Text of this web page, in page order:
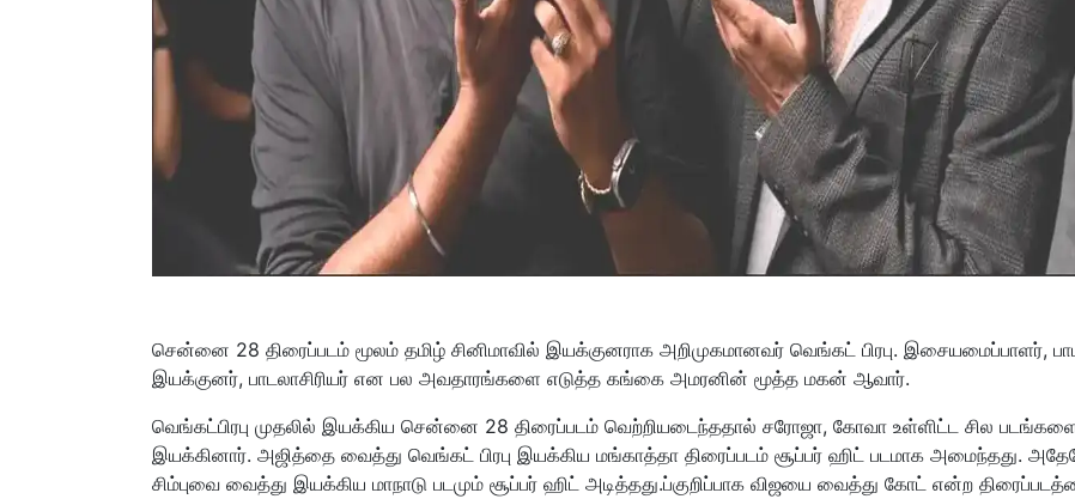
சென்னை 28 திரைப்படம் மூலம் தமிழ் சினிமாவில் இயக்குனராக அறிமுகமானவர் வெங்கட் பிரபு. இசையமைப்பாளர்,
இயக்குனர், பாடலாசிரியர் என பல அவதாரங்களை எடுத்த கங்கை அமரனின் மூத்த மகன் ஆவார்.
வெங்கட்பிரபு முதலில் இயக்கிய சென்னை 28 திரைப்படம் வெற்றியடைந்ததால் சரோஜா, கோவா உள்ளிட்ட சில
இயக்கினார். அஜித்தை வைத்து வெங்கட் பிரபு இயக்கிய மங்காத்தா திரைப்படம் சூப்பர் ஹிட் படமாக அமைந்தது.
சிம்புவை வைத்து இயக்கிய மாநாடு படமும் சூப்பர் ஹிட் அடித்தது.ப்குறிப்பாக விஜயை வைத்து கோட் என்ற